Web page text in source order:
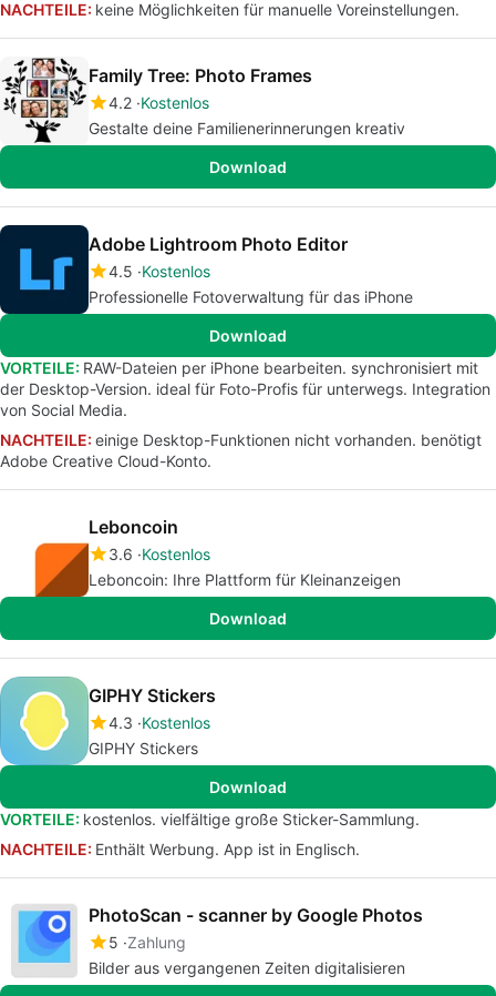
NACHTEILE: keine Möglichkeiten für manuelle Voreinstellungen.
Family Tree: Photo Frames
4.2 Kostenlos
Gestalte deine Familienerinnerungen kreativ
Download
Adobe Lightroom Photo Editor
4.5 Kostenlos
Professionelle Fotoverwaltung für das iPhone
Download
VORTEILE: RAW-Dateien per iPhone bearbeiten. synchronisiert mit
der Desktop-Version. ideal für Foto-Profis für unterwegs. Integration
von Social Media.
NACHTEILE: einige Desktop-Funktionen nicht vorhanden. benötigt
Adobe Creative Cloud-Konto.
Leboncoin
3.6 Kostenlos
Leboncoin: Ihre Plattform für Kleinanzeigen
Download
GIPHY Stickers
4.3 Kostenlos
GIPHY Stickers
Download
VORTEILE: kostenlos. vielfältige große Sticker-Sammlung.
NACHTEILE: Enthält Werbung. App ist in Englisch.
PhotoScan - scanner by Google Photos
5 Zahlung
Bilder aus vergangenen Zeiten digitalisieren